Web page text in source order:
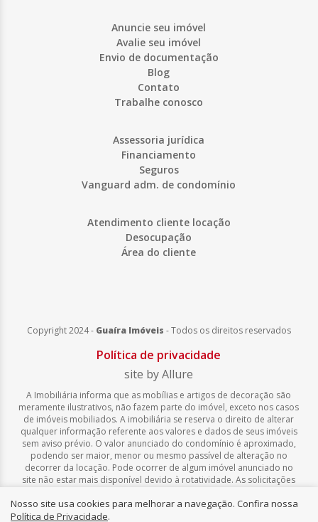
Anuncie seu imóvel
Avalie seu imóvel
Envio de documentação
Blog
Contato
Trabalhe conosco
Assessoria jurídica
Financiamento
Seguros
Vanguard adm. de condomínio
Atendimento cliente locação
Desocupação
Área do cliente
Copyright 2024 - Guaíra Imóveis -Todos os direitos reservados
Política de privacidade
site by Allure
A Imobiliária informa que as mobílias e artigos de decoração são
meramente ilustrativos, não fazem parte do imóvel, exceto nos casos
de imóveis mobiliados. A imobiliária se reserva o direito de alterar
qualquer informação referente aos valores e dados de seus imóveis
sem aviso prévio. O valor anunciado do condomínio é aproximado,
podendo ser maior, menor ou mesmo passível de alteração no
decorrer da locação. Pode ocorrer de algum imóvel anunciado no
site não estar mais disponível devido à rotatividade. As solicitações
de quaisquer imóveis.
Nosso site usa cookies para melhorar a navegação. Confira nossa
Política de Privacidade.